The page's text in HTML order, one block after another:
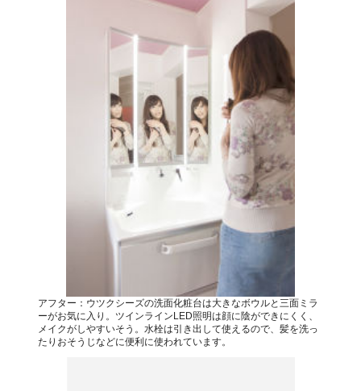
アフター：ウツクシーズの洗面化粧台は大きなボウルと三面ミラ
ーがお気に入り。ツインラインLED照明は顔に陰ができにくく、
メイクがしやすいそう。水栓は引き出して使えるので、髪を洗っ
たりおそうじなどに便利に使われています。